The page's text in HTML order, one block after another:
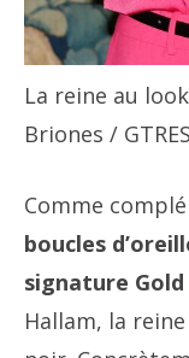
La reine au
Briones / GTRES
Comme
boucles
signature Gold
Hallam, la